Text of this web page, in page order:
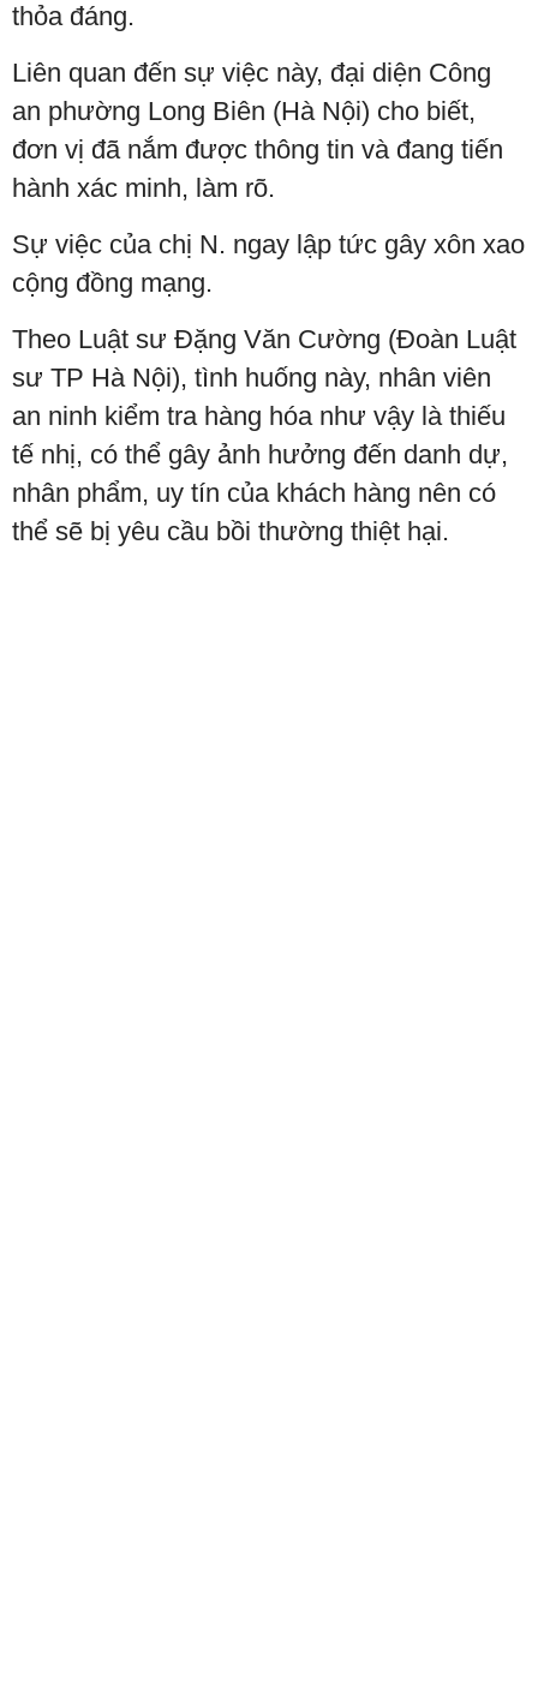
thỏa đáng.
Liên quan đến sự việc này, đại diện Công
an phường Long Biên (Hà Nội) cho biết,
đơn vị đã nắm được thông tin và đang tiến
hành xác minh, làm rõ.
Sự việc của chị N. ngay lập tức gây xôn xao
cộng đồng mạng.
Theo Luật sư Đặng Văn Cường (Đoàn Luật
sư TP Hà Nội), tình huống này, nhân viên
an ninh kiểm tra hàng hóa như vậy là thiếu
tế nhị, có thể gây ảnh hưởng đến danh dự,
nhân phẩm, uy tín của khách hàng nên có
thể sẽ bị yêu cầu bồi thường thiệt hại.